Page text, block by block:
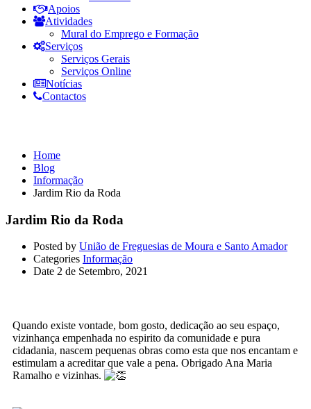
Apoios
Atividades
Mural do Emprego e Formação
Serviços
Serviços Gerais
Serviços Online
Notícias
Contactos
Home
Blog
Informação
Jardim Rio da Roda
Jardim Rio da Roda
Posted by União de Freguesias de Moura e Santo Amador
Categories Informação
Date 2 de Setembro, 2021
Quando existe vontade, bom gosto, dedicação ao seu espaço,
vizinhança empenhada no espirito da comunidade e pura
cidadania, nascem pequenas obras como esta que nos encantam e
estimulam a acreditar que vale a pena. Obrigado Ana Maria
Ramalho e vizinhas.